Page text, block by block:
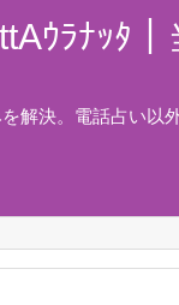
ｳﾗﾅｯﾀ
解決。電話占い